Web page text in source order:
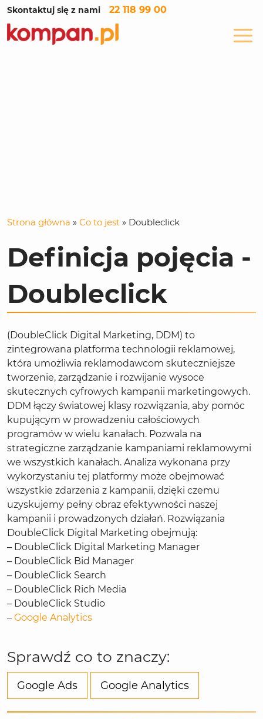
Skontaktuj się z nami 22 118 99 00
Strona główna » Co to jest » Doubleclick
Definicja pojęcia -
Doubleclick
(DoubleClick Digital Marketing, DDM) to
zintegrowana platforma technologii reklamowej,
która umożliwia reklamodawcom skuteczniejsze
tworzenie, zarządzanie i rozwijanie wysoce
skutecznych cyfrowych kampanii marketingowych.
DDM łączy światowej klasy rozwiązania, aby pomóc
kupującym w prowadzeniu całościowych
programów w wielu kanałach. Pozwala na
strategiczne zarządzanie kampaniami reklamowymi
we wszystkich kanałach. Analiza wykonana przy
wykorzystaniu tej platformy może obejmować
wszystkie zdarzenia z kampanii, dzięki czemu
uzyskujemy pełny obraz efektywności naszej
kampanii i prowadzonych działań. Rozwiązania
DoubleClick Digital Marketing obejmują:
– DoubleClick Digital Marketing Manager
– DoubleClick Bid Manager
– DoubleClick Search
– DoubleClick Rich Media
– DoubleClick Studio
– Google Analytics
Sprawdź co to znaczy:
Google Ads Google Analytics